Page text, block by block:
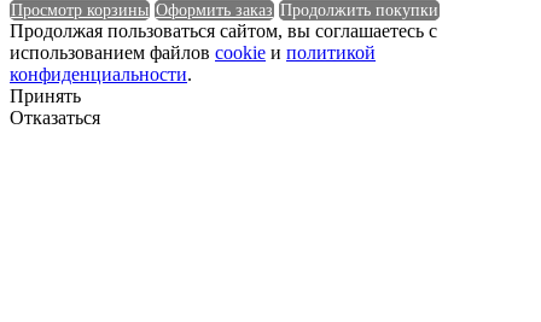
Форма
Группа горючести
Просмотр корзины Оформить заказ Продолжить покупки
Продолжая пользоваться сайтом, вы соглашаетесь с
использованием файлов cookie и политикой
конфиденциальности.
Принять
Отказаться